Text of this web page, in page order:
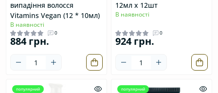
випадіння волосся
Vitamins Vegan (12 * 10мл)
В наявності
0
884 грн.
12мл х 12шт
В наявності
0
924 грн.
популярний популярний